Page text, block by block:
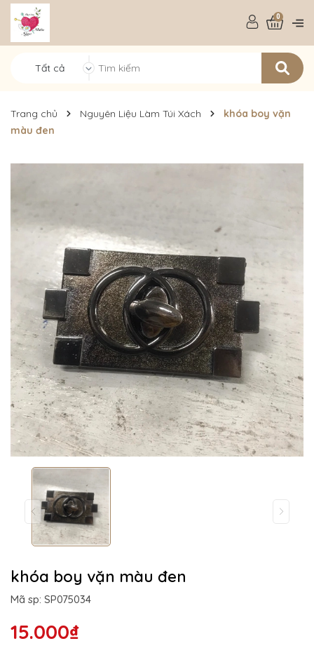
Tất cả
0
Trang chủ Nguyên Liệu Làm Túi Xách
khóa boy vặn
màu đen
khóa boy vặn màu đen
Mã sp: SP075034
15.000₫